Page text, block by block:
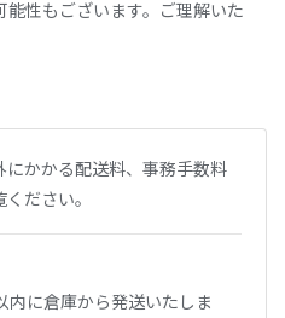
性もございます。ご理解いた
かかる配送料、事務手数料
ださい。
内に倉庫から発送いたしま